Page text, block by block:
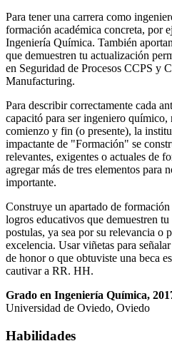
Para tener una carrera como
formación académica concreta, por
Ingeniería Química. También
que demuestren tu actualización
en Seguridad de Procesos CCPS y
Manufacturing.
Para describir correctamente cada
capacitó para ser ingeniero
comienzo y fin (o presente), la
impactante de "Formación" se
relevantes, exigentes o actuales de
agregar más de tres elementos para
importante.
Construye un apartado de
logros educativos que demuestren
postulas, ya sea por su relevancia o
excelencia. Usar viñetas para
de honor o que obtuviste una beca
cautivar a RR. HH.
Grado en Ingeniería Química,
Universidad de Oviedo, Oviedo
Habilidades